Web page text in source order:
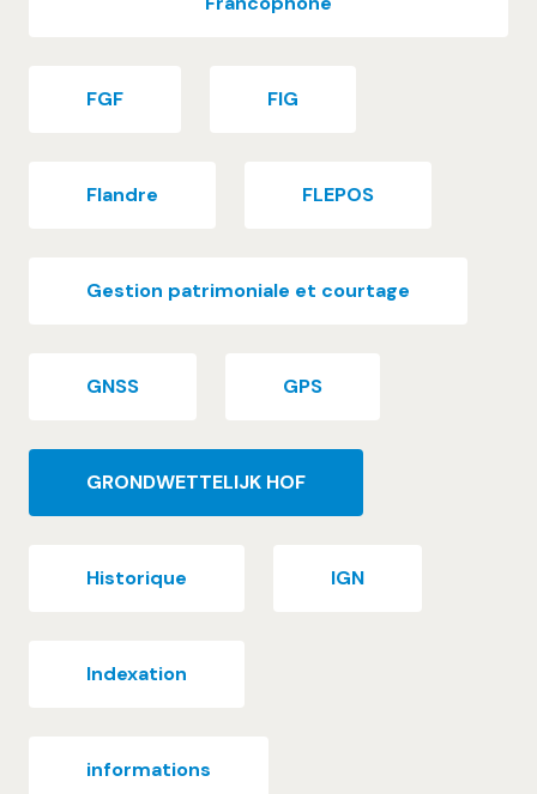
FGF FIG
Flandre FLEPOS
Gestion patrimoniale et courtage
GNSS GPS
GRONDWETTELIJK HOF
Historique IGN
Indexation
informations